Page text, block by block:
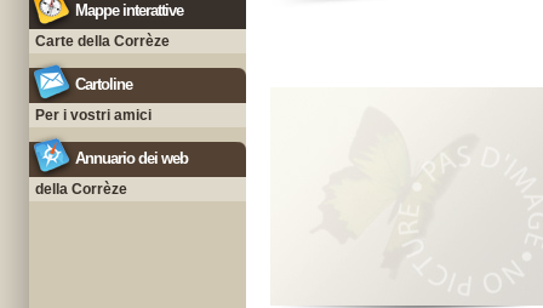
Mappe interattive
Carte della Corrèze
Cartoline
Per i vostri amici
Annuario dei web
della Corrèze